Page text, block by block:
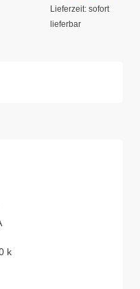
Lieferzeit: sofort
lieferbar
k